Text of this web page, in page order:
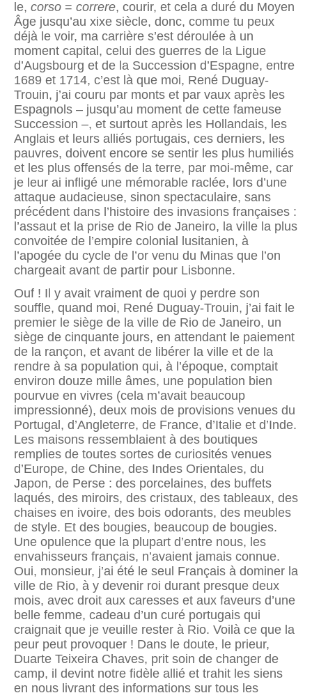
le, corso = correre, courir, et cela a duré du Moyen
Âge jusqu’au xixe siècle, donc, comme tu peux
déjà le voir, ma carrière s’est déroulée à un
moment capital, celui des guerres de la Ligue
d’Augsbourg et de la Succession d’Espagne, entre
1689 et 1714, c’est là que moi, René Duguay-
Trouin, j’ai couru par monts et par vaux après les
Espagnols – jusqu’au moment de cette fameuse
Succession –, et surtout après les Hollandais, les
Anglais et leurs alliés portugais, ces derniers, les
pauvres, doivent encore se sentir les plus humiliés
et les plus offensés de la terre, par moi-même, car
je leur ai infligé une mémorable raclée, lors d’une
attaque audacieuse, sinon spectaculaire, sans
précédent dans l’histoire des invasions françaises :
l’assaut et la prise de Rio de Janeiro, la ville la plus
convoitée de l’empire colonial lusitanien, à
l’apogée du cycle de l’or venu du Minas que l’on
chargeait avant de partir pour Lisbonne.
Ouf ! Il y avait vraiment de quoi y perdre son
souffle, quand moi, René Duguay-Trouin, j’ai fait le
premier le siège de la ville de Rio de Janeiro, un
siège de cinquante jours, en attendant le paiement
de la rançon, et avant de libérer la ville et de la
rendre à sa population qui, à l’époque, comptait
environ douze mille âmes, une population bien
pourvue en vivres (cela m’avait beaucoup
impressionné), deux mois de provisions venues du
Portugal, d’Angleterre, de France, d’Italie et d’Inde.
Les maisons ressemblaient à des boutiques
remplies de toutes sortes de curiosités venues
d’Europe, de Chine, des Indes Orientales, du
Japon, de Perse : des porcelaines, des buffets
laqués, des miroirs, des cristaux, des tableaux, des
chaises en ivoire, des bois odorants, des meubles
de style. Et des bougies, beaucoup de bougies.
Une opulence que la plupart d’entre nous, les
envahisseurs français, n’avaient jamais connue.
Oui, monsieur, j’ai été le seul Français à dominer la
ville de Rio, à y devenir roi durant presque deux
mois, avec droit aux caresses et aux faveurs d’une
belle femme, cadeau d’un curé portugais qui
craignait que je veuille rester à Rio. Voilà ce que la
peur peut provoquer ! Dans le doute, le prieur,
Duarte Teixeira Chaves, prit soin de changer de
camp, il devint notre fidèle allié et trahit les siens
en nous livrant des informations sur tous les